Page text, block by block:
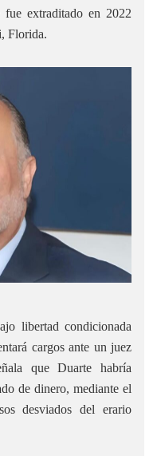
extraditado en 2022
Florida.
libertad condicionada
cargos ante un juez
que Duarte habría
de dinero, mediante el
desviados del erario